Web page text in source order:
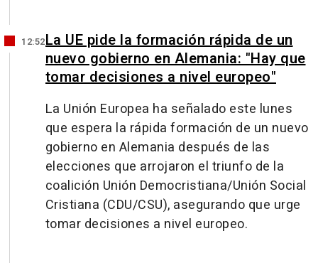
12:52La UE pide la formación rápida de un
nuevo gobierno en Alemania: "Hay que
tomar decisiones a nivel europeo"
La Unión Europea ha señalado este lunes
que espera la rápida formación de un nuevo
gobierno en Alemania después de las
elecciones que arrojaron el triunfo de la
coalición Unión Democristiana/Unión Social
Cristiana (CDU/CSU), asegurando que urge
tomar decisiones a nivel europeo.